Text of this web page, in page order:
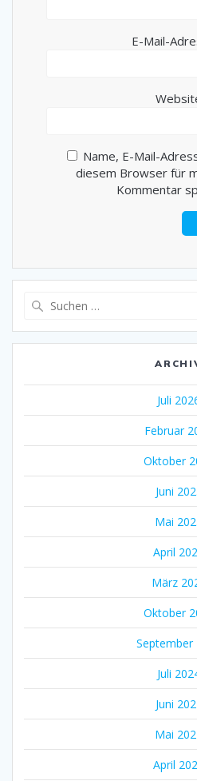
E-Mail-
Name, E-Mail-
diesem Browser für
Kommentar
Juli
Februar
Oktober
Juni
Mai
April
März
Oktober
September
Juli
Juni
Mai
April